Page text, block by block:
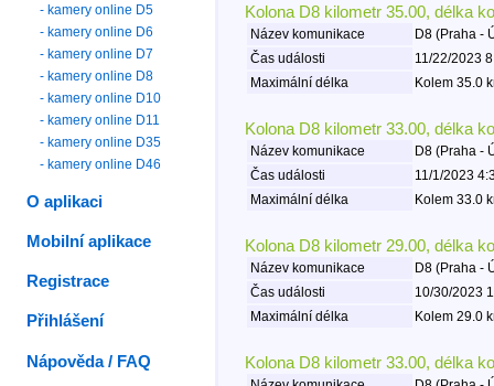
Kolona D8 kilometr 35.00, délka
Název komunikace
D8 (Praha -
Čas události
11/22/2023
Maximální délka
Kolem 35.0
Kolona D8 kilometr 33.00, délka
Název komunikace
D8 (Praha -
Čas události
11/1/2023
Maximální délka
Kolem 33.0
Kolona D8 kilometr 29.00, délka
Název komunikace
D8 (Praha -
Čas události
10/30/2023
Maximální délka
Kolem 29.0
Kolona D8 kilometr 33.00, délka
- kamery online D5
- kamery online D6
- kamery online D7
- kamery online D8
- kamery online D10
- kamery online D11
- kamery online D35
- kamery online D46
O aplikaci
Mobilní aplikace
Registrace
Přihlášení
Nápověda / FAQ